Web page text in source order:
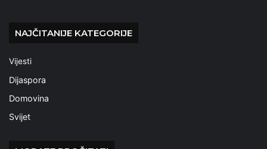
NAJČITANIJE KATEGORIJE
Vijesti
Dijaspora
Domovina
Svijet